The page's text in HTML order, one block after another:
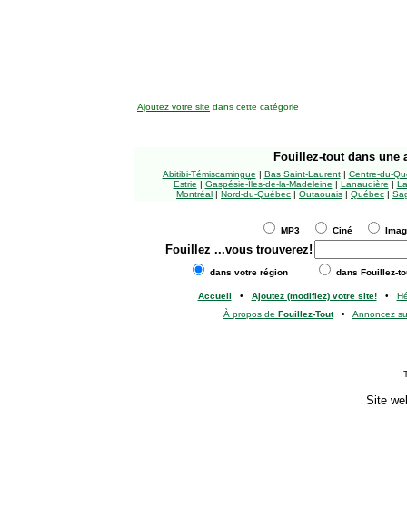
Ajoutez votre site dans cette catégorie
Fouillez-tout dans une
Abitibi-Témiscamingue | Bas Saint-Laurent| Centre-du-
Estrie | Gaspésie-Îles-de-la-Madeleine | Lanaudière |
Montréal | Nord-du-Québec | Outaouais | Québec |
MP3 Ciné
Fouillez ...vous trouverez!
dans votre région dans Fouillez-
Accueil • Ajoutez (modifiez) votre site!•
À propos de Fouillez-Tout• Annoncez
Site